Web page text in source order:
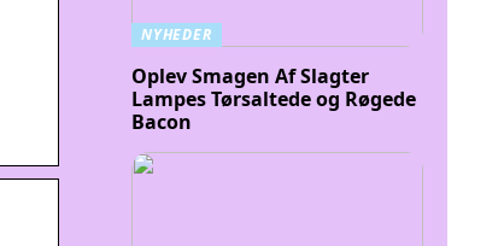
NYHEDER
Oplev Smagen Af Slagter
Lampes Tørsaltede og Røgede
Bacon